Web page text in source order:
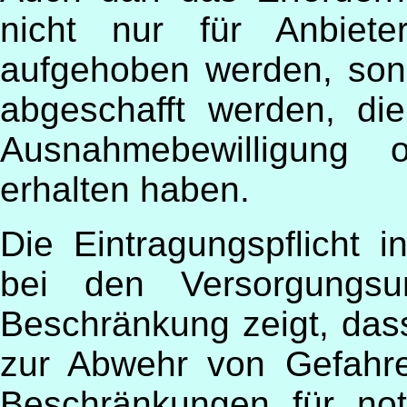
nicht nur für
aufgehoben werden,
abgeschafft werden,
Ausnahmebewilligung
erhalten haben.
Die Eintragungspflicht
bei den
Beschränkung zeigt,
zur Abwehr von